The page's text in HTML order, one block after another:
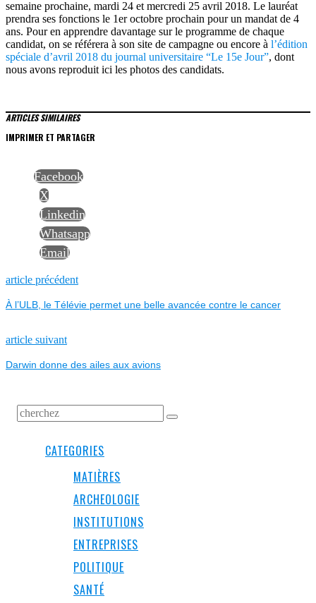
semaine prochaine, mardi 24 et mercredi 25 avril 2018. Le lauréat
prendra ses fonctions le 1er octobre prochain pour un mandat de 4
ans. Pour en apprendre davantage sur le programme de chaque
candidat, on se référera à son site de campagne ou encore à l’édition
spéciale d’avril 2018 du journal universitaire “Le 15e Jour”, dont
nous avons reproduit ici les photos des candidats.
ARTICLES SIMILAIRES
IMPRIMER ET PARTAGER
Facebook
X
Linkedin
Whatsapp
Email
NAVIGATION
DE
L’ARTICLE
article précédentPrevious
À l’ULB, le Télévie permet une belle avancée contre le cancer
article suivantNext
Darwin donne des ailes aux avions
CATEGORIES
MATIÈRES
ARCHEOLOGIE
INSTITUTIONS
ENTREPRISES
POLITIQUE
SANTÉ